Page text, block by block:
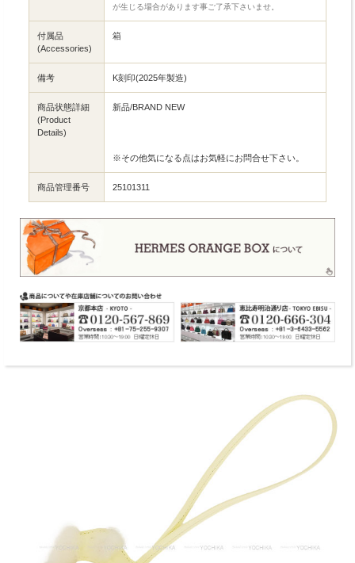
が生じる場合があります事ご了承下さいませ。
付属品
(Accessories)
箱
備考 K刻印(2025年製造)
商品状態詳細
(Product
Details)
新品/BRAND NEW
※その他気になる点はお気軽にお問合せ下さい。
商品管理番号 25101311